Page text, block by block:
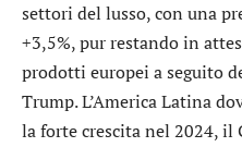
settori del lusso, con una
+3,5%, pur restando in
prodotti europei a seguito
Trump. L’America Latina
la forte crescita nel 2024,